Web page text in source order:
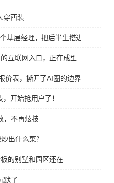
穿西装
基层经理，把后半生搭进去了
互联网入口，正在成型
价表，撕开了AI圈的边界
开始抢用户了！
，不再炫技
出什么菜？
的别墅和园区还在
默了